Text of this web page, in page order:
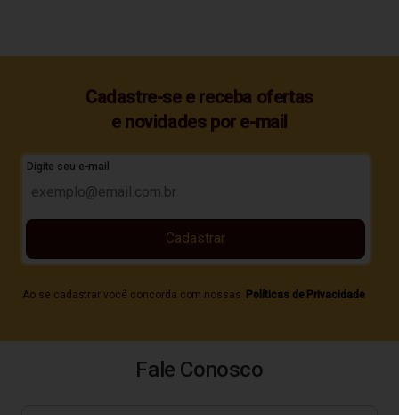
Cadastre-se e receba ofertas
e novidades por e-mail
Digite seu e-mail
Ao se cadastrar você concorda com nossas Políticas de Privacidade
Cadastrar
Fale Conosco